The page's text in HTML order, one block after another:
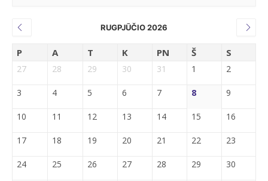
RUGPJŪČIO 2026
P A T K PN Š S
27 28 29 30 31 1 2
3 4 5 6 7 8 9
10 11 12 13 14 15 16
17 18 19 20 21 22 23
24 25 26 27 28 29 30